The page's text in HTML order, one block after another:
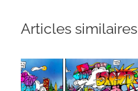
Articles similaires